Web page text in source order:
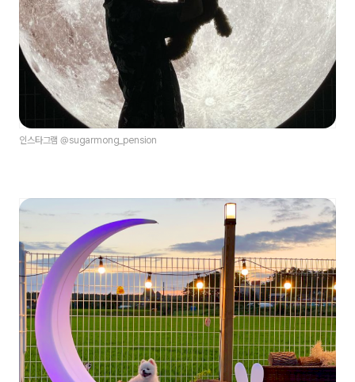
인스타그램 @sugarmong_pension